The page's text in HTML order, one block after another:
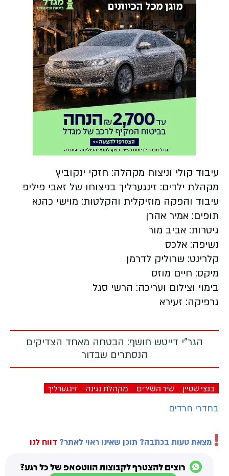
עיבוד קולי וניצוח מקהלה: חזקי ינקוביץ
מקהלת ילדים: זינגערליך בניצוחו של זאבי פיליפ
עיבוד והפקה מוזיקלית והקלטות: מוישי כהנא
תופים: אמיר אהרן
גיטרות: אביב מור
נשיפה: אלכס
קלרינט: שרוליק לדרמן
מיקס: חיים מוזס
בימוי וצילום ועריכה: הרשי סגל
גרפיקה: זעירא
הגר"י דייטש חושף: הבטחה מאחד הצדיקים
הנסתרים שבדור
בנצי שטיין שיר השירים מקהלת נגינה זינגערליך
בחדרי חרדים
מצאת טעות בכתבה? תוכן שאינו ראוי לאתר? דווח לנו
רוצים להצטרף לקבוצות הווטסאפ של כל רגע?